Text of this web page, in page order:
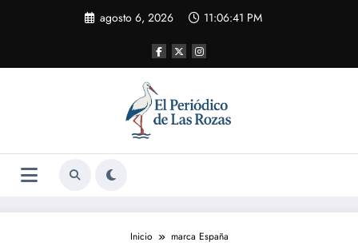
agosto 6, 2026 11:06:41 PM
Inicio marca España